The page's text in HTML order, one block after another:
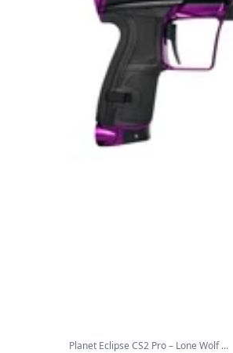
Planet Eclipse CS2 Pro – Lone Wolf ...